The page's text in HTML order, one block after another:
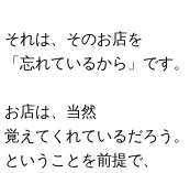
それは、そのお店を
「忘れているから」です。
お店は、当然
覚えてくれているだろう。
ということを前提で、